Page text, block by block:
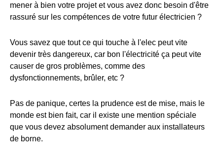
mener à bien votre projet et vous avez donc besoin d'être
rassuré sur les compétences de votre futur électricien ?
Vous savez que tout ce qui touche à l'elec peut vite
devenir très dangereux, car bon l'électricité ça peut vite
causer de gros problèmes, comme des
dysfonctionnements, brûler, etc ?
Pas de panique, certes la prudence est de mise, mais le
monde est bien fait, car il existe une mention spéciale
que vous devez absolument demander aux installateurs
de borne.